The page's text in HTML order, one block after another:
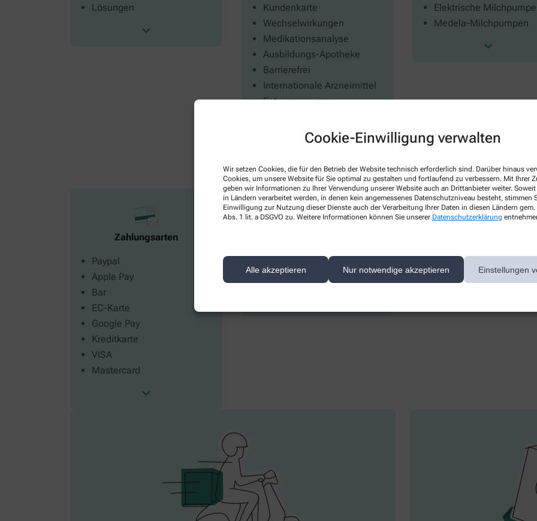
Cookie-Einwilligung verwalten
Wir setzen Cookies, die für den Betrieb der Website technisch erforderlich sind. Darüber hinaus
Cookies, um unsere Website für Sie optimal zu gestalten und fortlaufend zu verbessern. Mit Ihrer
geben wir Informationen zu Ihrer Verwendung unserer Website auch an Drittanbieter weiter.
in Ländern verarbeitet werden, in denen kein angemessenes Datenschutzniveau besteht, stimmen
Einwilligung zur Nutzung dieser Dienste auch der Verarbeitung Ihrer Daten in diesen Ländern
Abs. 1 lit. a DSGVO zu. Weitere Informationen können Sie unserer Datenschutzerklärung
Alle akzeptieren Nur notwendige akzeptieren Einstellungen
Lösungen
Kundenkarte
Wechselwirkungen
Medikationsanalyse
Ausbildungs-Apotheke
Barrierefrei
Internationale Arzneimittel
Entsorgung von
Gutscheine
Elektrische
Medela-Milchpumpen
Zahlungsarten
Paypal
Apple Pay
Bar
EC-Karte
Google Pay
Kreditkarte
VISA
Mastercard
Schwangerschaftstest
Vaterschaftstest
Überprüfung Impfpass